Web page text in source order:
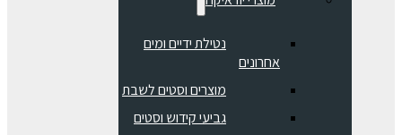
נטילת ידיים ומים
אחרונים
מוצרים וסטים לשבת
גביעי קידוש וסטים